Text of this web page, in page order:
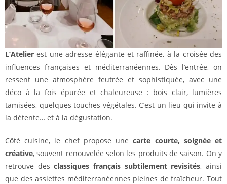
L’Atelier est une adresse élégante et raffinée, à la croisée des
influences françaises et méditerranéennes. Dès l’entrée, on
ressent une atmosphère feutrée et sophistiquée, avec une
déco à la fois épurée et chaleureuse : bois clair, lumières
tamisées, quelques touches végétales. C’est un lieu qui invite à
la détente… et à la dégustation.
Côté cuisine, le chef propose unecarte courte, soignée et
créative, souvent renouvelée selon les produits de saison. On y
retrouve desclassiques français subtilement revisités, ainsi
que des assiettes méditerranéennes pleines de fraîcheur. Tout